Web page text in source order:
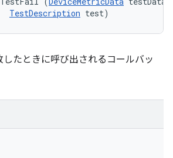
TestDescription test)
たときに呼び出されるコールバッ